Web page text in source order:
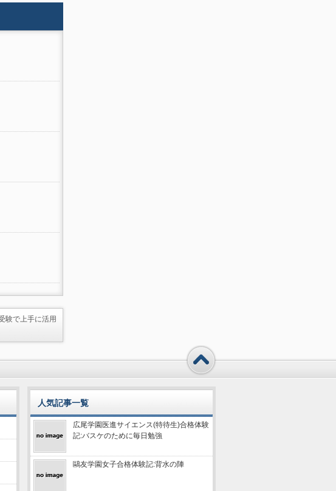
験で上手に活用
人気記事一覧
広尾学園医進サイエンス(特待生)合格体験
記:バスケのために毎日勉強
鷗友学園女子合格体験記:背水の陣